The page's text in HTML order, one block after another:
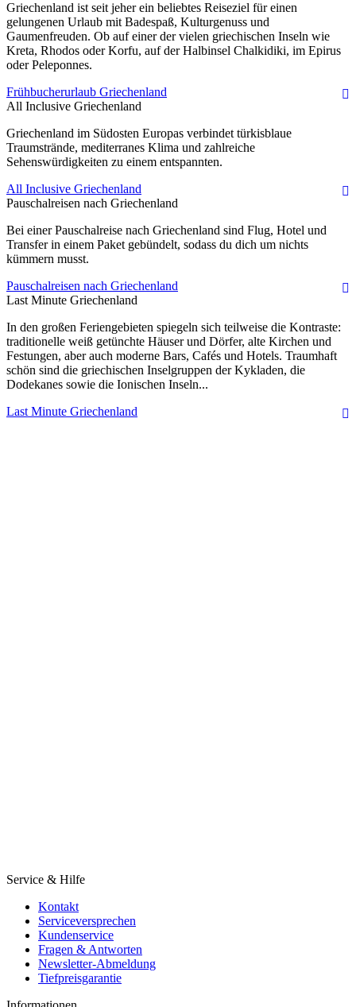
Griechenland ist seit jeher ein beliebtes Reiseziel für einen
gelungenen Urlaub mit Badespaß, Kulturgenuss und
Gaumenfreuden. Ob auf einer der vielen griechischen Inseln wie
Kreta, Rhodos oder Korfu, auf der Halbinsel Chalkidiki, im Epirus
oder Peleponnes.
Frühbucherurlaub Griechenland
All Inclusive Griechenland
Griechenland im Südosten Europas verbindet türkisblaue
Traumstrände, mediterranes Klima und zahlreiche
Sehenswürdigkeiten zu einem entspannten.
All Inclusive Griechenland
Pauschalreisen nach Griechenland
Bei einer Pauschalreise nach Griechenland sind Flug, Hotel und
Transfer in einem Paket gebündelt, sodass du dich um nichts
kümmern musst.
Pauschalreisen nach Griechenland
Last Minute Griechenland
In den großen Feriengebieten spiegeln sich teilweise die Kontraste:
traditionelle weiß getünchte Häuser und Dörfer, alte Kirchen und
Festungen, aber auch moderne Bars, Cafés und Hotels. Traumhaft
schön sind die griechischen Inselgruppen der Kykladen, die
Dodekanes sowie die Ionischen Inseln...
Last Minute Griechenland
Service & Hilfe
Kontakt
Serviceversprechen
Kundenservice
Fragen & Antworten
Newsletter-Abmeldung
Tiefpreisgarantie